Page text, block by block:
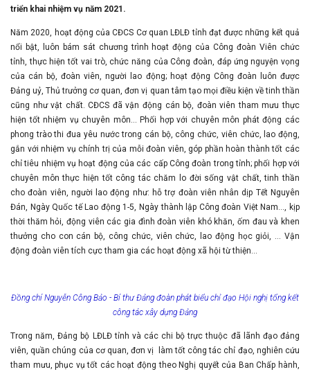
triển khai nhiệm vụ năm 2021.
Năm 2020, hoạt động của CĐCS Cơ quan LĐLĐ tỉnh đạt được những kết quả
nổi bật, luôn bám sát chương trình hoạt động của Công đoàn Viên chức
tỉnh, thực hiện tốt vai trò, chức năng của Công đoàn, đáp ứng nguyện vọng
của cán bộ, đoàn viên, người lao động; hoạt động Công đoàn luôn được
Đảng uỷ, Thủ trưởng cơ quan, đơn vị quan tâm tạo mọi điều kiện về tinh thần
cũng như vật chất. CĐCS đã vận động cán bộ, đoàn viên tham mưu thực
hiện tốt nhiệm vụ chuyên môn... Phối hợp với chuyên môn phát động các
phong trào thi đua yêu nước trong cán bộ, công chức, viên chức, lao động,
gắn với nhiệm vụ chính trị của mỗi đoàn viên, góp phần hoàn thành tốt các
chỉ tiêu nhiệm vụ hoạt động của các cấp Công đoàn trong tỉnh; phối hợp với
chuyên môn thực hiện tốt công tác chăm lo đời sống vật chất, tinh thần
cho đoàn viên, người lao động như: hỗ trợ đoàn viên nhân dịp Tết Nguyên
Đán, Ngày Quốc tế Lao động 1-5, Ngày thành lập Công đoàn Việt Nam…, kịp
thời thăm hỏi, động viên các gia đình đoàn viên khó khăn, ốm đau và khen
thưởng cho con cán bộ, công chức, viên chức, lao động học giỏi, … Vận
động đoàn viên tích cực tham gia các hoạt động xã hội từ thiện…
Đồng chí Nguyễn Công Bảo - Bí thư Đảng đoàn phát biểu chỉ đạo Hội nghị tổng kết
công tác xây dựng Đảng
Trong năm, Đảng bộ LĐLĐ tỉnh và các chi bộ trực thuộc đã lãnh đạo đảng
viên, quần chúng của cơ quan, đơn vị làm tốt công tác chỉ đạo, nghiên cứu
tham mưu, phục vụ tốt các hoạt động theo Nghị quyết của Ban Chấp hành,